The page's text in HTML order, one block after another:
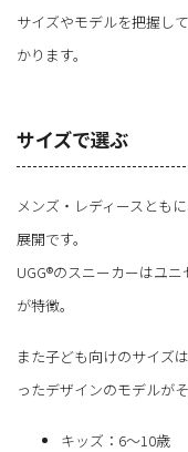
サイズやモデルを把握し
かります。
サイズで選ぶ
メンズ・レディースとも
展開です。
UGG®のスニーカーはユ
が特徴。
また子ども向けのサイズ
ったデザインのモデルが
キッズ：6～10歳